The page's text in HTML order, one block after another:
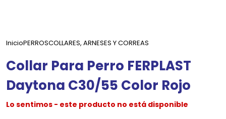
InicioPERROSCOLLARES, ARNESES Y CORREAS
Collar Para Perro FERPLAST
Daytona C30/55 Color Rojo
Lo sentimos - este producto no está disponible